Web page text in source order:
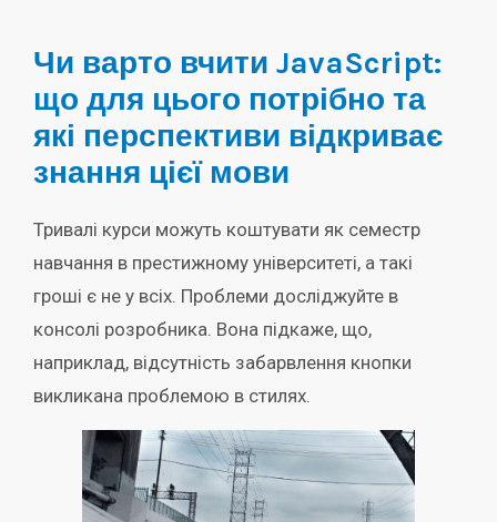
Чи варто вчити JavaScript:
що для цього потрібно та
які перспективи відкриває
знання цієї мови
Тривалі курси можуть коштувати як семестр
навчання в престижному університеті, а такі
гроші є не у всіх. Проблеми досліджуйте в
консолі розробника. Вона підкаже, що,
наприклад, відсутність забарвлення кнопки
викликана проблемою в стилях.